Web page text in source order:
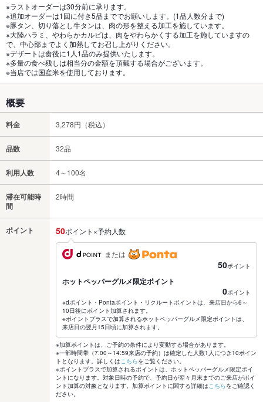
※ラストオーダーは30分前に承ります。
※追加オーダーは1回に付き5品まででお願いします。(1品人数分まで)
※豚タン、切り落とし牛タンは、肉の形を整える加工を施しています。
※大陸ハラミ、やわらかカルビは、肉をやわらかくする加工を施していますの
で、中心部までよく加熱してお召し上がりください。
※デザートは食後に1人1品のみ提供いたします。
※多量の食べ残しは相当分の金額を頂戴する場合がございます。
※当店では国産米を使用しております。
概要
料金 3,278円（税込）
品数 32品
利用人数 4～100名
滞在可能時
間
2時間
ポイント 50ポイント×予約人数
または
50ポイント
ホットペッパーグルメ限定ポイント
0ポイント
※dポイント・Pontaポイント・リクルートポイントは、来店日から6～
10日後にポイント加算されます。
※ポイントプラスで加算されるホットペッパーグルメ限定ポイントは、
来店日の翌月15日頃に加算されます。
※加算ポイントは、ご予約の条件により変動する場合があります。
※一部時間帯（7:00～14:59来店の予約）は確定した人数1人につき10ポイン
トとなります。詳しくはこちらをご覧ください。
※ポイントプラスで加算されるポイントは、ホットペッパーグルメ限定ポイ
ントになります。対象日時の予約で、予約日が翌々月末までのご来店がポイ
ント加算の対象となります。加算ポイントに関する詳細はこちらをご確認く
ださい。